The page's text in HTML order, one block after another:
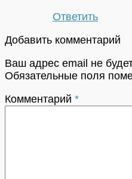
Ответить
Добавить комментарий
Ваш адрес email не
Обязательные поля
Комментарий *